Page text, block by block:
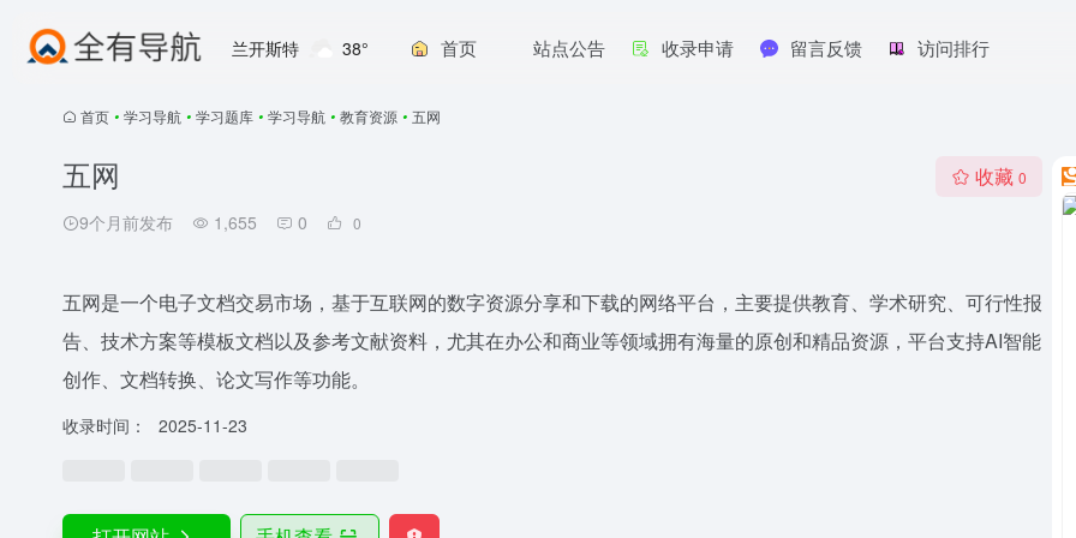
兰开斯特 38° 首页 站点公告 收录申请 留言反馈 访问排行
首页 • 学习导航 • 学习题库 • 学习导航 • 教育资源 • 五网
五网
9个月前发布 1,655 0 0
收藏 0
五网是一个电子文档交易市场，基于互联网的数字资源分享和下载的网络平台，主要提供教育、学术研究、可行性报
告、技术方案等模板文档以及参考文献资料，尤其在办公和商业等领域拥有海量的原创和精品资源，平台支持AI智能
创作、文档转换、论文写作等功能。
收录时间： 2025-11-23